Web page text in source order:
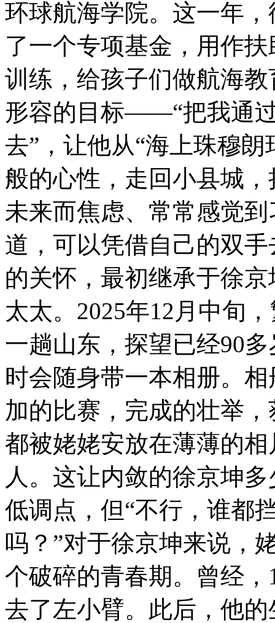
环球航海学院。这一年
了一个专项基金，用作
训练，给孩子们做航海
形容的目标——“把我通
去”，让他从“海上珠穆
般的心性，走回小县城
未来而焦虑、常常感觉
道，可以凭借自己的双
的关怀，最初继承于徐
太太。2025年12月中旬
一趟山东，探望已经90
时会随身带一本相册。
加的比赛，完成的壮举
都被姥姥安放在薄薄的
人。这让内敛的徐京坤
低调点，但“不行，谁都
吗？”对于徐京坤来说，
个破碎的青春期。曾经
去了左小臂。此后，他